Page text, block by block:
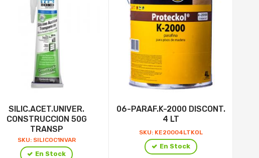
SILIC.ACET.UNIVER.
CONSTRUCCION 50G
TRANSP
SKU: SILICOC1NVAR
En Stock
06-PARAF.K-2000 DISCONT.
4 LT
SKU: KE20004LTKOL
En Stock